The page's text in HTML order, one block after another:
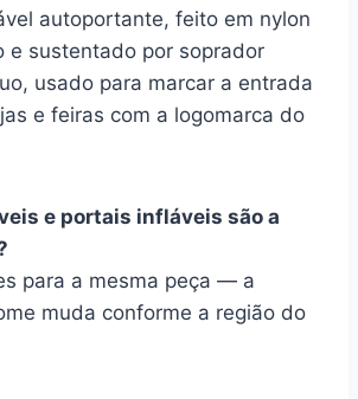
autoportante, feito em nylon
e sustentado por soprador
usado para marcar a entrada
e feiras com a logomarca do
e portais infláveis são a
para a mesma peça — a
muda conforme a região do